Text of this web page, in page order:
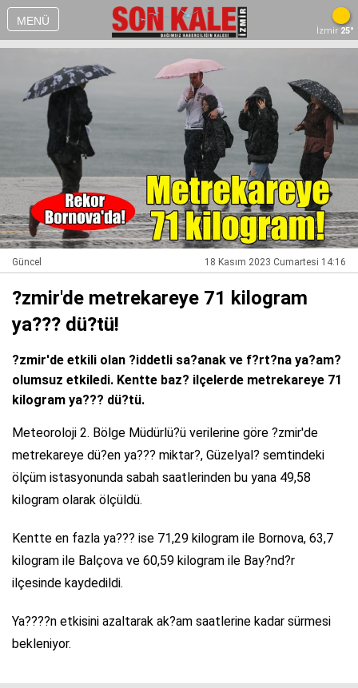
MENÜ
İzmir 25°
Güncel 18 Kasım 2023 Cumartesi 14:16
?zmir'de metrekareye 71 kilogram
ya??? dü?tü!
?zmir'de etkili olan ?iddetli sa?anak ve f?rt?na ya?am?
olumsuz etkiledi. Kentte baz? ilçelerde metrekareye 71
kilogram ya??? dü?tü.
Meteoroloji 2. Bölge Müdürlü?ü verilerine göre ?zmir'de
metrekareye dü?en ya??? miktar?, Güzelyal? semtindeki
ölçüm istasyonunda sabah saatlerinden bu yana 49,58
kilogram olarak ölçüldü.
Kentte en fazla ya??? ise 71,29 kilogram ile Bornova, 63,7
kilogram ile Balçova ve 60,59 kilogram ile Bay?nd?r
ilçesinde kaydedildi.
Ya????n etkisini azaltarak ak?am saatlerine kadar sürmesi
bekleniyor.